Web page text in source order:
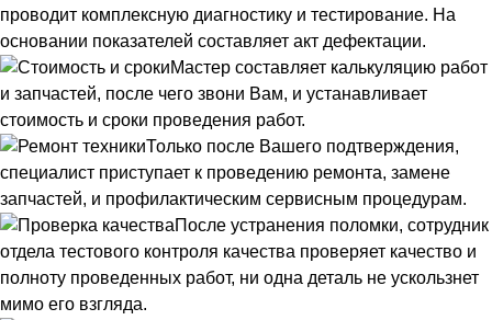
проводит комплексную диагностику и тестирование. На
основании показателей составляет акт дефектации.
Мастер составляет калькуляцию работ
и запчастей, после чего звони Вам, и устанавливает
стоимость и сроки проведения работ.
Только после Вашего подтверждения,
специалист приступает к проведению ремонта, замене
запчастей, и профилактическим сервисным процедурам.
После устранения поломки, сотрудник
отдела тестового контроля качества проверяет качество и
полноту проведенных работ, ни одна деталь не ускользнет
мимо его взгляда.